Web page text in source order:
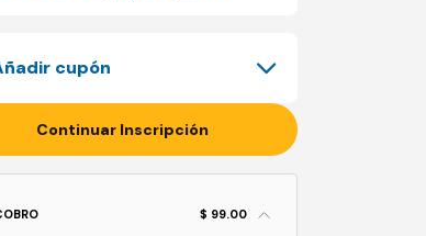
cupón
Continuar Inscripción
$ 99.00